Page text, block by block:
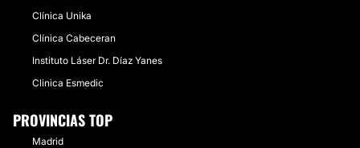
Clínica Unika
Clínica Cabeceran
Instituto Láser Dr. Díaz Yanes
Clinica Esmedic
PROVINCIAS TOP
Madrid